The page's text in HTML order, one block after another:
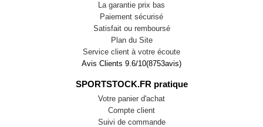
La garantie prix bas
Paiement sécurisé
Satisfait ou remboursé
Plan du Site
Service client à votre écoute
Avis Clients 9.6/10(8753avis)
SPORTSTOCK.FR pratique
Votre panier d'achat
Compte client
Suivi de commande